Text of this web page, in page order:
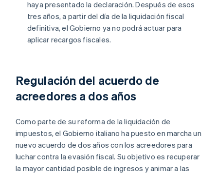
haya presentado la declaración. Después de esos
tres años, a partir del día de la liquidación fiscal
definitiva, el Gobierno ya no podrá actuar para
aplicar recargos fiscales.
Regulación del acuerdo de
acreedores a dos años
Como parte de su reforma de la liquidación de
impuestos, el Gobierno italiano ha puesto en marcha un
nuevo acuerdo de dos años con los acreedores para
luchar contra la evasión fiscal. Su objetivo es recuperar
la mayor cantidad posible de ingresos y animar a las